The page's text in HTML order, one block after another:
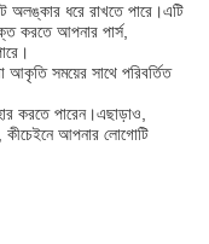
অলঙ্কার ধরে রাখতে পারে।এটি
করতে আপনার পার্স,
আকৃতি সময়ের সাথে পরিবর্তিত
করতে পারেন।এছাড়াও,
কীচেইনে আপনার লোগোটি